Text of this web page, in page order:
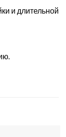
и длительной